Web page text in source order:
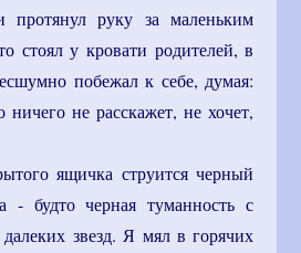
протянул руку за маленьким
стоял у кровати родителей, в
побежал к себе, думая:
не расскажет, не хочет,
ящичка струится черный
- будто черная туманность с
звезд. Я мял в горячих